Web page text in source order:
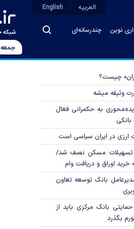
نوین چندرسانه‌ای
العربیه English
جمعه ۱۶ مرداد ۱۴۰۵
چیست؟
وثیقه میشه
به حکمرانی فعال
بانکی
ارزی در ایران سیاسی است
تسهیلات مسکن نصف شد/
خرید اوراق و دریافت وام
بانک توسعه تعاون
بانک مرکزی باید از
بگذرد